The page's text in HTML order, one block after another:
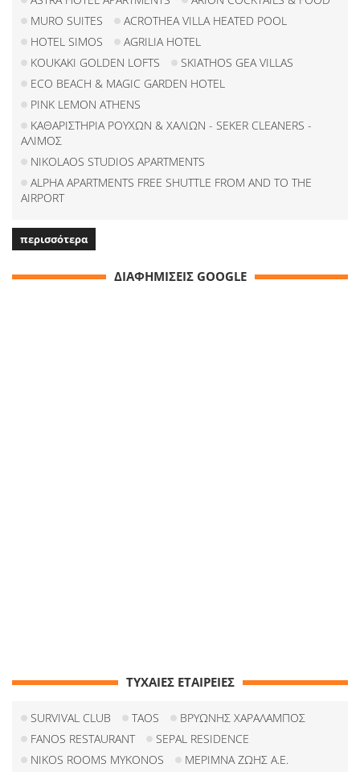
MURO SUITES
ACROTHEA VILLA HEATED POOL
HOTEL SIMOS
AGRILIA HOTEL
KOUKAKI GOLDEN LOFTS
SKIATHOS GEA VILLAS
ECO BEACH & MAGIC GARDEN HOTEL
PINK LEMON ATHENS
ΚΑΘΑΡΙΣΤΗΡΙΑ ΡΟΥΧΩΝ & ΧΑΛΙΩΝ - SEKER CLEANERS -
ΑΛΙΜΟΣ
NIKOLAOS STUDIOS APARTMENTS
ALPHA APARTMENTS FREE SHUTTLE FROM AND TO THE
AIRPORT
περισσότερα
ΔΙΑΦΗΜΙΣΕΙΣ GOOGLE
ΤΥΧΑΙΕΣ ΕΤΑΙΡΕΙΕΣ
SURVIVAL CLUB TAOS
ΒΡΥΩΝΗΣ ΧΑΡΑΛΑΜΠΟΣ
FANOS RESTAURANT
SEPAL RESIDENCE
NIKOS ROOMS MYKONOS
ΜΕΡΙΜΝΑ ΖΩΗΣ Α.Ε.